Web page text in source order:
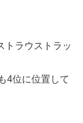
トラウストラッ
4位に位置して